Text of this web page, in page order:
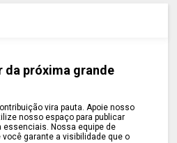
da próxima grande
vira pauta. Apoie nosso
nosso espaço para publicar
Nossa equipe de
garante a visibilidade que o